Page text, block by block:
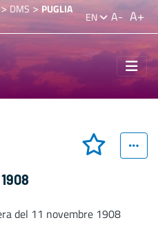
>DMS > PUGLIA
EN A- A+
del 11 novembre 1908